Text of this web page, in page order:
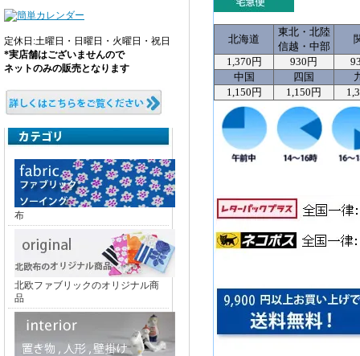
定休日:土曜日・日曜日・火曜日・祝日
*実店舗はございませんので
ネットのみの販売となります
布
北欧ファブリックのオリジナル商
品
北海道
東北・北陸
信越・中部
1,370円
930円
中国
四国
1,150円
1,150円